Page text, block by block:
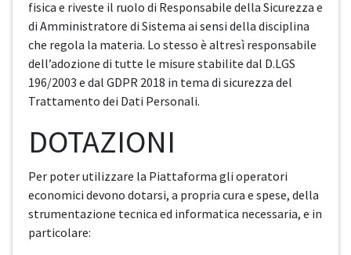
fisica e riveste il ruolo di Responsabile della Sicurezza e
di Amministratore di Sistema ai sensi della disciplina
che regola la materia. Lo stesso è altresì responsabile
dell’adozione di tutte le misure stabilite dal D.LGS
196/2003 e dal GDPR 2018 in tema di sicurezza del
Trattamento dei Dati Personali.
DOTAZIONI
Per poter utilizzare la Piattaforma gli operatori
economici devono dotarsi, a propria cura e spese, della
strumentazione tecnica ed informatica necessaria, e in
particolare: